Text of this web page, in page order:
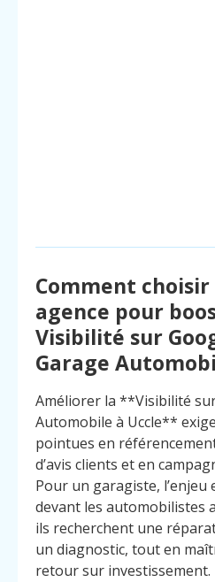
Comment
agence pour
Visibilité sur
Garage
Améliorer la **Visibilité
Automobile à Uccle**
pointues en
d’avis clients et en
Pour un garagiste, l’enjeu
devant les automobilistes
ils recherchent une
un diagnostic, tout en
retour sur investissement.